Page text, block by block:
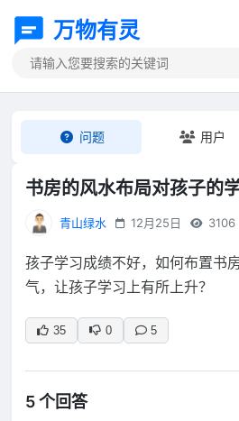
万物有灵
问题 用户
书房的风水布局对孩子的
青山绿水 12月25日 3106
孩子学习成绩不好，如何布置书
气，让孩子学习上有所上升？
35 0 5
5 个回答